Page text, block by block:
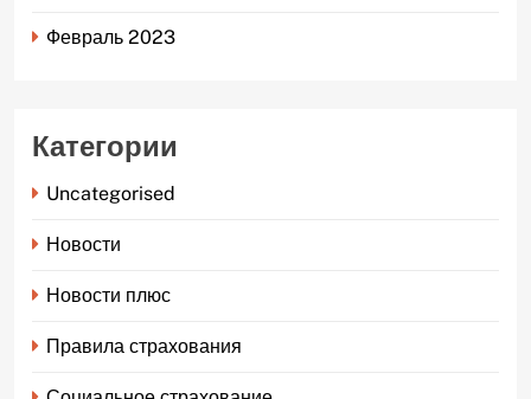
Февраль 2023
Категории
Uncategorised
Новости
Новости плюс
Правила страхования